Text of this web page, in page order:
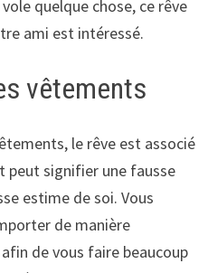
quelque chose, ce rêve
ami est intéressé.
vêtements
le rêve est associé
peut signifier une fausse
estime de soi. Vous
de manière
de vous faire beaucoup